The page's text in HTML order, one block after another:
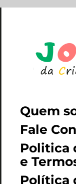
Quem
Fale
Politica
e
Política